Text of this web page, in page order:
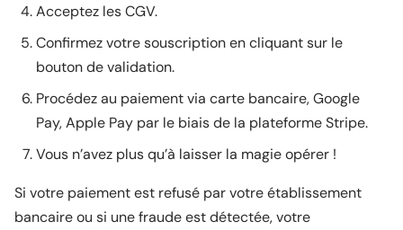
Acceptez les CGV.
Confirmez votre souscription en cliquant sur le
bouton de validation.
Procédez au paiement via carte bancaire, Google
Pay, Apple Pay par le biais de la plateforme Stripe.
Vous n’avez plus qu’à laisser la magie opérer !
Si votre paiement est refusé par votre établissement
bancaire ou si une fraude est détectée, votre